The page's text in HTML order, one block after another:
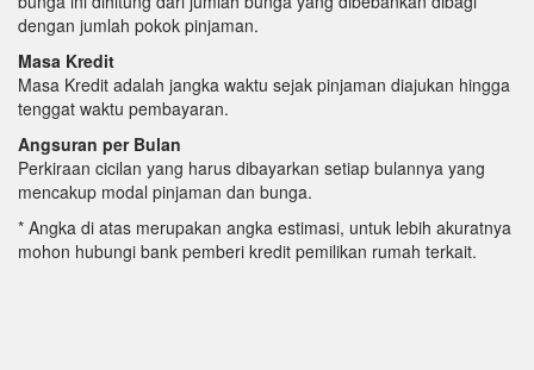
dengan jumlah pokok pinjaman.
Masa Kredit
Masa Kredit adalah jangka waktu sejak pinjaman diajukan hingga
tenggat waktu pembayaran.
Angsuran per Bulan
Perkiraan cicilan yang harus dibayarkan setiap bulannya yang
mencakup modal pinjaman dan bunga.
* Angka di atas merupakan angka estimasi, untuk lebih akuratnya
mohon hubungi bank pemberi kredit pemilikan rumah terkait.